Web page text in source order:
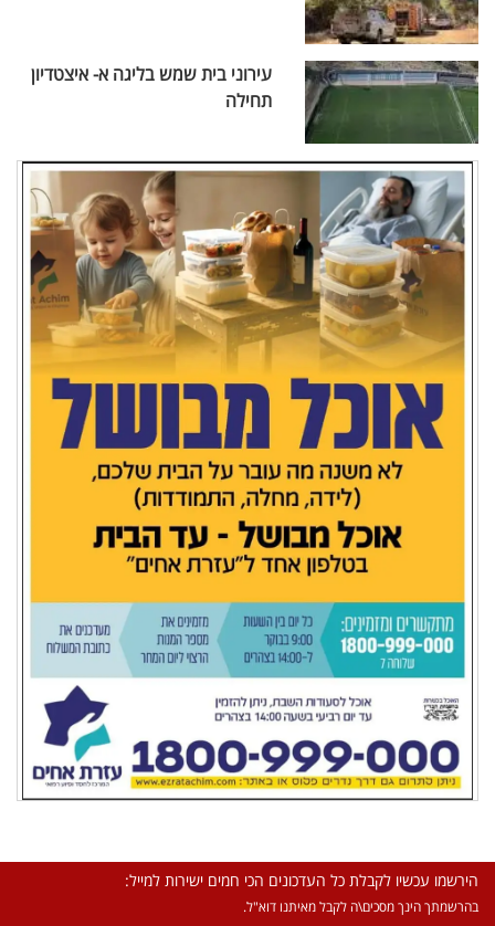
עירוני בית שמש בליגה א- איצטדיון
תחילה
הירשמו עכשיו לקבלת כל העדכונים הכי חמים ישירות למייל:
בהרשמתך הינך מסכים\ה לקבל מאיתנו דוא"ל.